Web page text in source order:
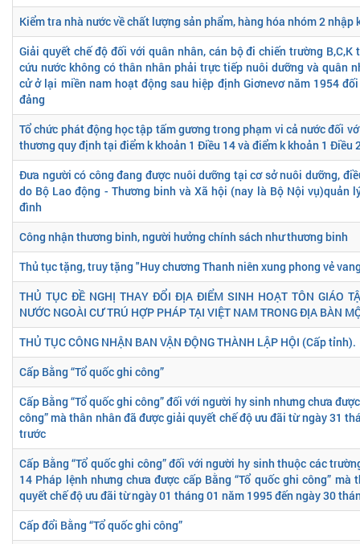
Kiểm tra nhà nước về chất lượng sản phẩm, hàng hóa nhóm 2 nhập
Giải quyết chế độ đối với quân nhân, cán bộ đi chiến trường
cứu nước không có thân nhân phải trực tiếp nuôi dưỡng và quân
cử ở lại miền nam hoạt động sau hiệp định Giơnevơ năm 1954
đảng
Tổ chức phát động học tập tấm gương trong phạm vi cả nước đối
thương quy định tại điểm k khoản 1 Điều 14 và điểm k khoản 1 Điều
Đưa người có công đang được nuôi dưỡng tại cơ sở nuôi dưỡng,
do Bộ Lao động - Thương binh và Xã hội (nay là Bộ Nội vụ)quản
đình
Công nhận thương binh, người hưởng chính sách như thương binh
Thủ tục tặng, truy tặng "Huy chương Thanh niên xung phong vẻ
THỦ TỤC ĐỀ NGHỊ THAY ĐỔI ĐỊA ĐIỂM SINH HOẠT TÔN GIÁO
NƯỚC NGOÀI CƯ TRÚ HỢP PHÁP TẠI VIỆT NAM TRONG ĐỊA BÀN
THỦ TỤC CÔNG NHẬN BAN VẬN ĐỘNG THÀNH LẬP HỘI (Cấp tỉnh).
Cấp Bằng “Tổ quốc ghi công”
Cấp Bằng “Tổ quốc ghi công” đối với người hy sinh nhưng chưa
công” mà thân nhân đã được giải quyết chế độ ưu đãi từ ngày 31
trước
Cấp Bằng “Tổ quốc ghi công” đối với người hy sinh thuộc các
14 Pháp lệnh nhưng chưa được cấp Bằng “Tổ quốc ghi công” mà
quyết chế độ ưu đãi từ ngày 01 tháng 01 năm 1995 đến ngày 30
Cấp đổi Bằng “Tổ quốc ghi công”